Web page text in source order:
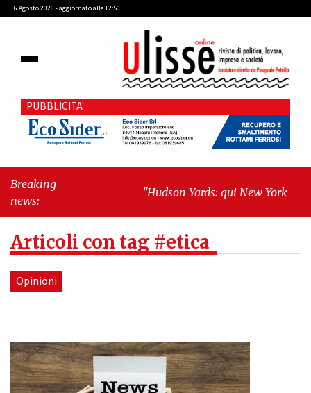
6 Agosto 2026 - aggiornato alle 12:50
PUBBLICITA'
Breaking
news:
"Hudson Yards: qui New York morde il
Articoli con tag #etica
Opinioni